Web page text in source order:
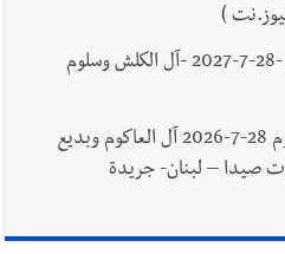
)
وفاة الحاج حسن حسين الكلش -28-7-2027 -آل الكلش وسلوم
وفاة الحاجة غزالة محمد العاكوم 28-7-2026 آل العاكوم وبديع
صيدا – لبنان- جريدة